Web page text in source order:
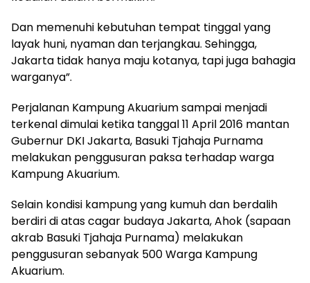
Dan memenuhi kebutuhan tempat tinggal yang
layak huni, nyaman dan terjangkau. Sehingga,
Jakarta tidak hanya maju kotanya, tapi juga bahagia
warganya”.
Perjalanan Kampung Akuarium sampai menjadi
terkenal dimulai ketika tanggal 11 April 2016 mantan
Gubernur DKI Jakarta, Basuki Tjahaja Purnama
melakukan penggusuran paksa terhadap warga
Kampung Akuarium.
Selain kondisi kampung yang kumuh dan berdalih
berdiri di atas cagar budaya Jakarta, Ahok (sapaan
akrab Basuki Tjahaja Purnama) melakukan
penggusuran sebanyak 500 Warga Kampung
Akuarium.